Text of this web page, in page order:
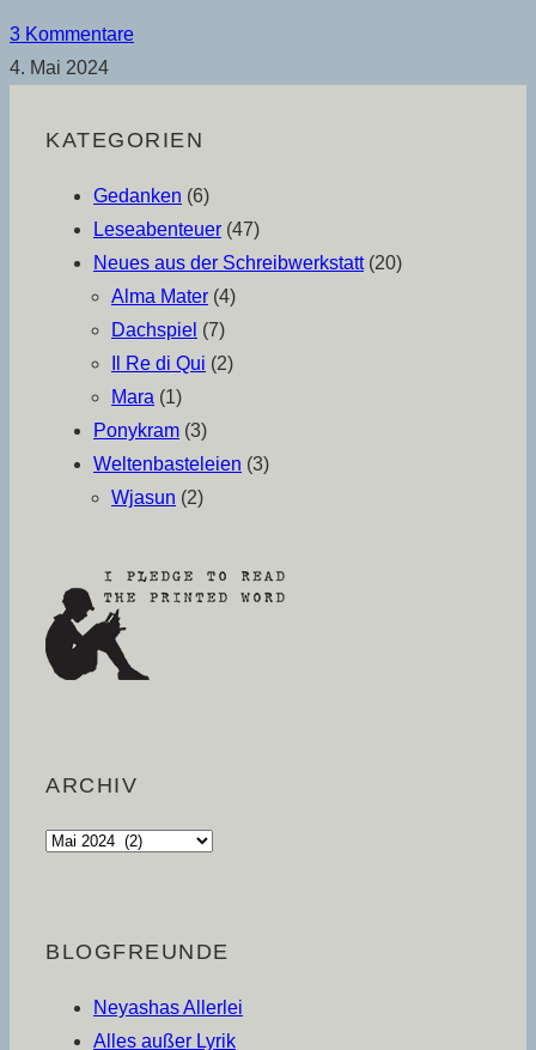
3 Kommentare
4. Mai 2024
KATEGORIEN
Gedanken (6)
Leseabenteuer (47)
Neues aus der Schreibwerkstatt (20)
Alma Mater (4)
Dachspiel (7)
Il Re di Qui (2)
Mara (1)
Ponykram (3)
Weltenbasteleien (3)
Wjasun (2)
ARCHIV
Archiv
BLOGFREUNDE
Neyashas Allerlei
Alles außer Lyrik